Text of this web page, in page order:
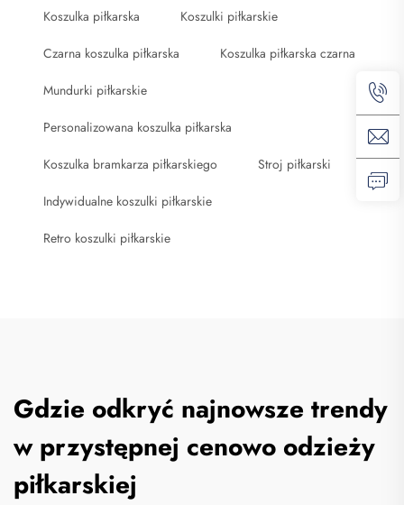
Koszulka piłkarska Koszulki piłkarskie
Czarna koszulka piłkarska Koszulka piłkarska czarna
Mundurki piłkarskie
Personalizowana koszulka piłkarska
Koszulka bramkarza piłkarskiego Stroj piłkarski
Indywidualne koszulki piłkarskie
Retro koszulki piłkarskie
Gdzie odkryć najnowsze trendy
w przystępnej cenowo odzieży
piłkarskiej